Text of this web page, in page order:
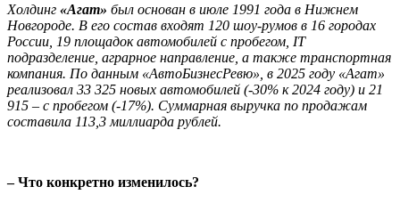
Холдинг «Агат» был основан в июле 1991 года в Нижнем
Новгороде. В его состав входят 120 шоу-румов в 16 городах
России, 19 площадок автомобилей с пробегом, IT
подразделение, аграрное направление, а также транспортная
компания. По данным «АвтоБизнесРевю», в 2025 году «Агат»
реализовал 33 325 новых автомобилей (-30% к 2024 году) и 21
915 – с пробегом (-17%). Суммарная выручка по продажам
составила 113,3 миллиарда рублей.
– Что конкретно изменилось?